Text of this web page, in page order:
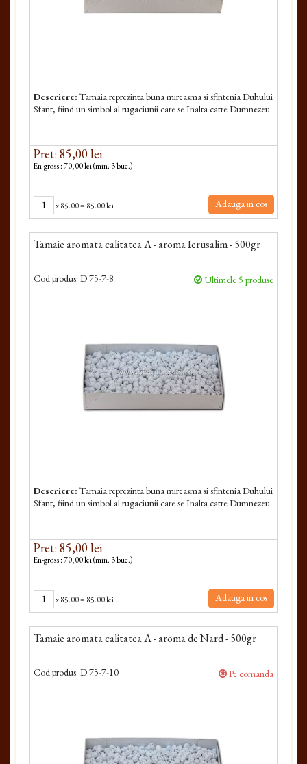
Descriere: Tamaia reprezinta buna mireasma si sfintenia Duhului
Sfant, fiind un simbol al rugaciunii care se Inalta catre Dumnezeu.
Pret: 85,00 lei
En-gross : 70,00 lei (min. 3 buc.)
x85.00= 85.00 lei Adauga in cos
Tamaie aromata calitatea A - aroma Ierusalim - 500gr
Cod produs: D 75-7-8 Ultimele 5 produse
Descriere: Tamaia reprezinta buna mireasma si sfintenia Duhului
Sfant, fiind un simbol al rugaciunii care se Inalta catre Dumnezeu.
Pret: 85,00 lei
En-gross : 70,00 lei (min. 3 buc.)
x85.00= 85.00 lei Adauga in cos
Tamaie aromata calitatea A - aroma de Nard - 500gr
Cod produs: D 75-7-10 Pe comanda